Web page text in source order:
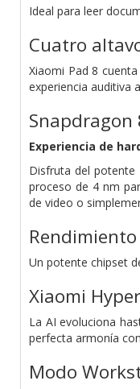
Ideal para leer
Cuatro
Xiaomi Pad 8
experiencia auditiva
Snapdragon
Experiencia de
Disfruta del potente
proceso de 4 nm
de video o
Un potente chipset
Xiaomi
La AI evoluciona
perfecta armonía
Modo